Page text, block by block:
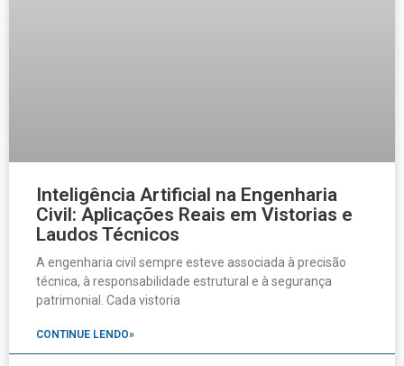
Inteligência Artificial na Engenharia
Civil: Aplicações Reais em Vistorias e
Laudos Técnicos
A engenharia civil sempre esteve associada à precisão
técnica, à responsabilidade estrutural e à segurança
patrimonial. Cada vistoria
CONTINUE LENDO»